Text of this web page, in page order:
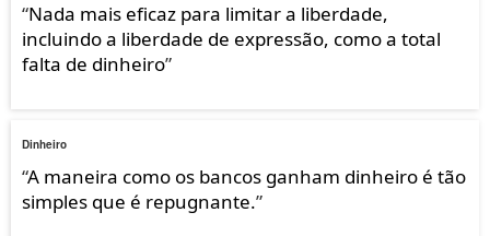
“Nada mais eficaz para limitar a liberdade,
incluindo a liberdade de expressão, como a total
falta de dinheiro”
Dinheiro
“A maneira como os bancos ganham dinheiro é tão
simples que é repugnante.”